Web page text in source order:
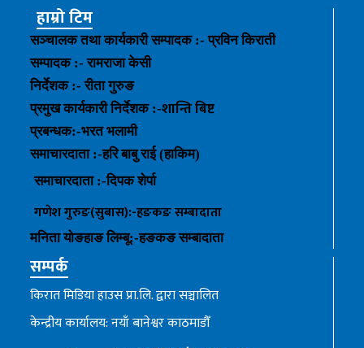
हाम्रो टिम
सञ्चालक तथा कार्यकारी सम्पादक :- प्रविन किराती
सम्पादक :- रामराजा केसी
निर्देशक :- रीता गुरुङ
प्रमुख कार्यकारी निर्देशक :-शान्ति बिष्ट
प्रबन्धक:-भरत भलामी
समाचारदाता :-हरि बाबु राई (हाकिम)
समाचारदाता :-दिपक शेर्पा
गणेश गुरुङ(सुबास):-हङकङसम्बादाता
मनिता योङहाङलिम्बू:-हङकङ सम्बादाता
सम्पर्क
किरात मिडिया हाउस प्रा.लि. द्वारा सञ्चालित
केन्द्रीय कार्यालय: नयाँ बानेश्वर काठमाडौँ